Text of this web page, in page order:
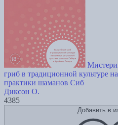
гриб в традиционной культуре
практики шаманов Сиб
Диксон О.
4385
Добавить в